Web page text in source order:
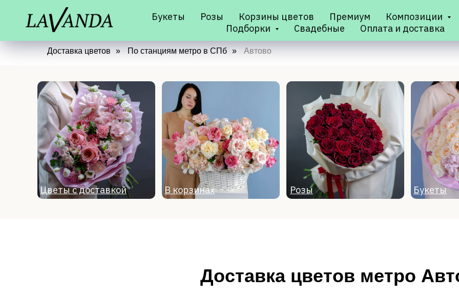
Букеты Розы Корзины цветов Премиум
Композиции
Подборки
Свадебные Оплата и доставка
Доставка цветов » По станциям метро в СПб » Автово
В корзинах Букеты
Розы
Цветы с доставкой
Доставка цветов метро